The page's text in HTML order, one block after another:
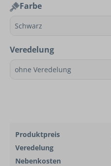
Farbe
Veredelung
Produktpreis
Veredelung
Nebenkosten